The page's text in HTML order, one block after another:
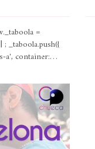
=
_taboola.push({
a', container:…